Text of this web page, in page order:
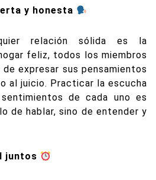
y honesta
relación sólida es la
feliz, todos los miembros
expresar sus pensamientos
al juicio. Practicar la escucha
de cada uno es
de hablar, sino de entender y
juntos